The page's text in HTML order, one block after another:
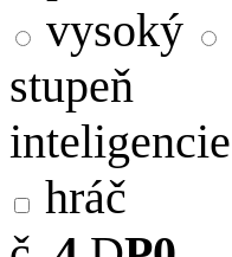
vysoký
stupeň
inteligencie
hráč